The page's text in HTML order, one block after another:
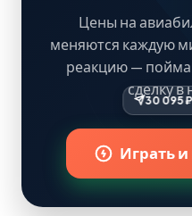
Цены на
меняются каждую
реакцию —
сделку в
Играть